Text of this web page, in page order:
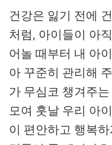
건강은 잃기 전에
처럼, 아이들이 아
어놀 때부터 내 아
아 꾸준히 관리해
가 무심코 챙겨주
모여 훗날 우리 아
이 편안하고 행복